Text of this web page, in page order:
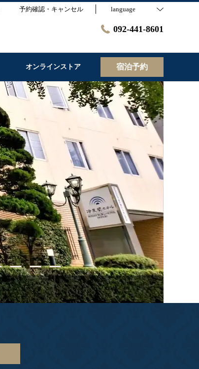
予約確認・キャンセル language
092-441-8601
オンラインストア 宿泊予約